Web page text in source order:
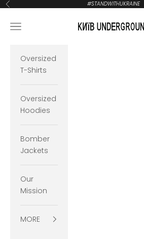
Zum Inhalt springen
Zurück #STANDWITHUKRAINE
KYIVUNDERGROUND
Navigationsmenü öffnen
Oversized
T-Shirts
Oversized
Hoodies
Bomber
Jackets
Our
Mission
MORE